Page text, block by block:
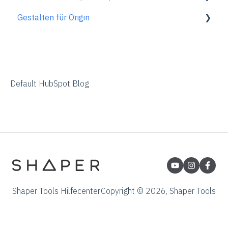
Generelle Informationen
Gen1 Origin
ShaperHub
FAQs zur Bestellung
Gestalten für Origin
Affinity Designer
Palette CAD
Rhino 3d
Default HubSpot Blog
Shaper Tools HilfecenterCopyright © 2026, Shaper Tools